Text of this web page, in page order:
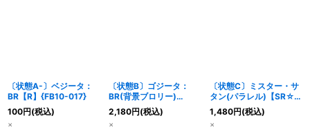
〔状態A-〕ベジータ：
BR【R】{FB10-017}
100円(税込)
×
〔状態B〕ゴジータ：
BR(背景ブロリー)
【PR】{FP-079}
2,180円(税込)
×
〔状態C〕ミスター・サ
タン(パラレル)【SR☆】
{FB10-021}
1,480円(税込)
×